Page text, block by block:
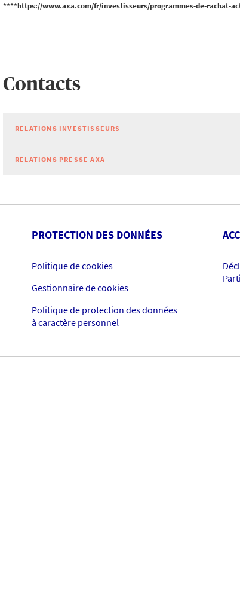
****https://www.axa.com/fr/investisseurs/programmes-de-rachat-
Contacts
RELATIONS INVESTISSEURS
RELATIONS PRESSE AXA
PROTECTION DES DONNÉES
Politique de cookies
Gestionnaire de cookies
Politique de protection des données
à caractère personnel